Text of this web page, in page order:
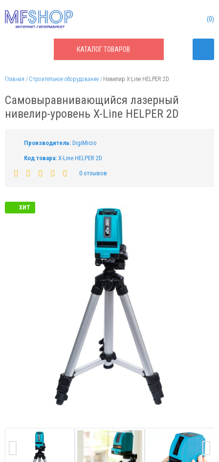
КАТАЛОГТОВАРОВ
0
Главная Строительное оборудование Нивелир X-Line HELPER 2D
Самовыравнивающийся лазерный
нивелир-уровень X-Line HELPER 2D
Производитель: DigiMicro
Код товара: X-Line HELPER 2D
0 отзывов
ХИТ